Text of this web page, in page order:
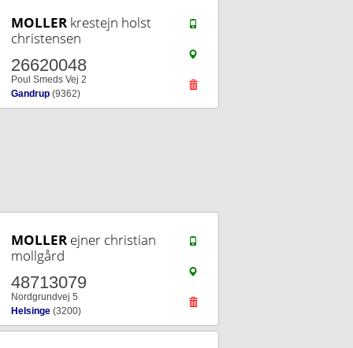
MOLLER krestejn holst
christensen
26620048
Poul Smeds Vej 2
Gandrup (9362)
MOLLER ejner christian
mollgård
48713079
Nordgrundvej 5
Helsinge (3200)